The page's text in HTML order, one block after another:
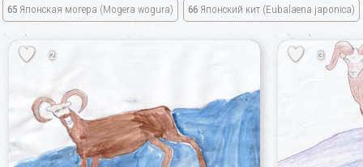
65 Японская могера (Mogera wogura) 66 Японский кит (Eubalaena japonica)
2 3